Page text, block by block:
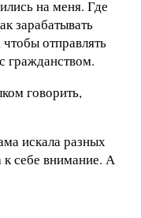
на меня. Где
зарабатывать
отправлять
гражданством.
говорить,
искала разных
к себе внимание. А